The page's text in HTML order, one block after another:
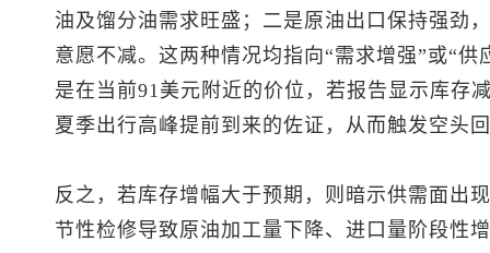
油及馏分油需求旺盛；二是原油出口保持强劲
意愿不减。这两种情况均指向“需求增强”或“
是在当前91美元附近的价位，若报告显示库存
夏季出行高峰提前到来的佐证，从而触发空头
反之，若库存增幅大于预期，则暗示供需面出
节性检修导致原油加工量下降、进口量阶段性